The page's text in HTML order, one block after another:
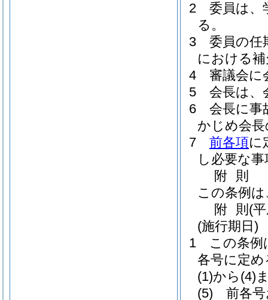
2
委員は、
る。
3
委員の任
における
4
審議会に
5
会長は、
6
会長に事
かじめ会
7
前各項に
し必要な
附 則
この条例
附 則 (
(施行期日)
1
この条例
各号に定
(1)から(4)
(5)
前各